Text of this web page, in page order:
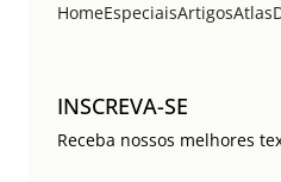
HomeEspeciaisArtigosAtlas
INSCREVA-SE
Receba nossos melhores